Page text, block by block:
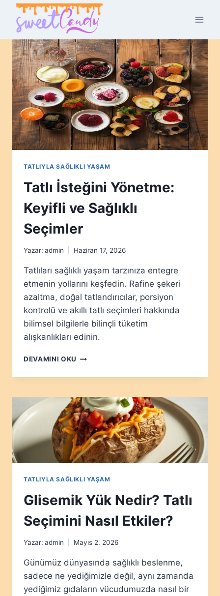
Skip
content
TATLIYLA SAĞLIKLI YAŞAM
Tatlı İsteğini Yönetme:
Keyifli ve Sağlıklı
Seçimler
Yazar: admin Haziran 17, 2026
Tatlıları sağlıklı yaşam tarzınıza entegre
etmenin yollarını keşfedin. Rafine şekeri
azaltma, doğal tatlandırıcılar, porsiyon
kontrolü ve akıllı tatlı seçimleri hakkında
bilimsel bilgilerle bilinçli tüketim
alışkanlıkları edinin.
DEVAMINI OKU TATLI
YÖNETME:
VE
SAĞLIKLI
SEÇIMLER
TATLIYLA SAĞLIKLI YAŞAM
Glisemik Yük Nedir? Tatlı
Seçimini Nasıl Etkiler?
Yazar: admin Mayıs 2, 2026
Günümüz dünyasında sağlıklı beslenme,
sadece ne yediğimizle değil, aynı zamanda
yediğimiz gıdaların vücudumuzda nasıl bir